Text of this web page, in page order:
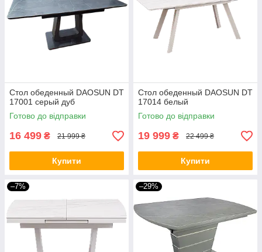
Стол обеденный DAOSUN DT
17001 серый дуб
Готово до відправки
16 499 ₴ 21 999 ₴
Купити
Стол обеденный DAOSUN DT
17014 белый
Готово до відправки
19 999 ₴ 22 499 ₴
Купити
–7% –29%